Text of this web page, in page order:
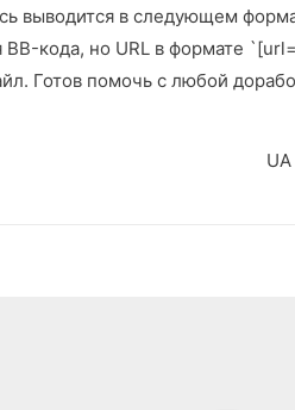
выводится в следующем
кода, но URL в формате
Готов помочь с любой
UA